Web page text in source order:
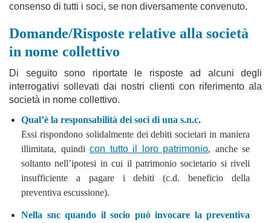
consenso di tutti i soci, se non diversamente convenuto.
Domande/Risposte relative alla società
in nome collettivo
Di seguito sono riportate le risposte ad alcuni degli
interrogativi sollevati dai nostri clienti con riferimento ala
società in nome collettivo.
Qual’è la responsabilità dei soci di una s.n.c.
Essi rispondono solidalmente dei debiti societari in maniera
illimitata, quindi con tutto il loro patrimonio, anche se
soltanto nell’ipotesi in cui il patrimonio societario si riveli
insufficiente a pagare i debiti (c.d. beneficio della
preventiva escussione).
Nella snc quando il socio può invocare la preventiva